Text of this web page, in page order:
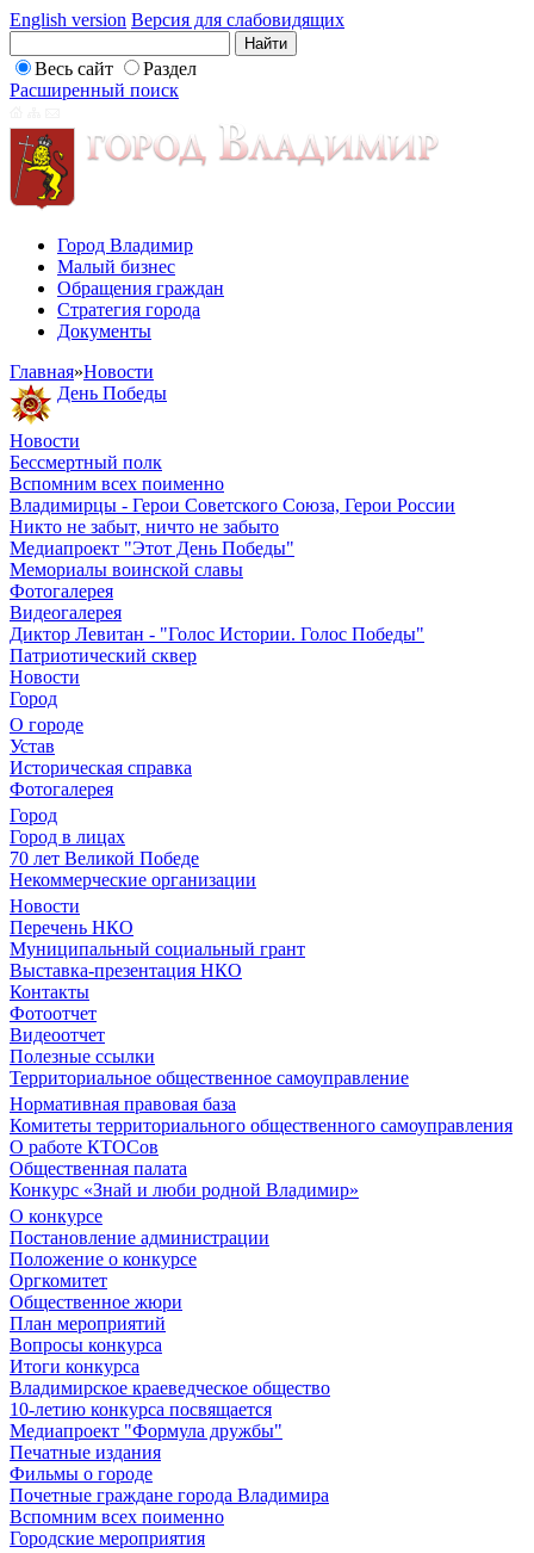
English version Версия для слабовидящих
Весь сайт
Раздел
Расширенный поиск
Город Владимир
Малый бизнес
Обращения граждан
Стратегия города
Документы
Главная»Новости
День Победы
Новости
Бессмертный полк
Вспомним всех поименно
Владимирцы - Герои Советского Союза, Герои России
Никто не забыт, ничто не забыто
Медиапроект "Этот День Победы"
Мемориалы воинской славы
Фотогалерея
Видеогалерея
Диктор Левитан - "Голос Истории. Голос Победы"
Патриотический сквер
Новости
Город
О городе
Устав
Историческая справка
Фотогалерея
Город
Город в лицах
70 лет Великой Победе
Некоммерческие организации
Новости
Перечень НКО
Муниципальный социальный грант
Выставка-презентация НКО
Контакты
Фотоотчет
Видеоотчет
Полезные ссылки
Территориальное общественное самоуправление
Нормативная правовая база
Комитеты территориального общественного самоуправления
О работе КТОСов
Общественная палата
Конкурс «Знай и люби родной Владимир»
О конкурсе
Постановление администрации
Положение о конкурсе
Оргкомитет
Общественное жюри
План мероприятий
Вопросы конкурса
Итоги конкурса
Владимирское краеведческое общество
10-летию конкурса посвящается
Медиапроект "Формула дружбы"
Печатные издания
Фильмы о городе
Почетные граждане города Владимира
Вспомним всех поименно
Городские мероприятия